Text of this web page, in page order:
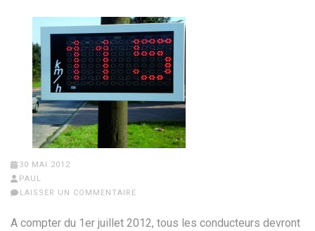
30 MAI 2012
PAUL
LAISSER UN COMMENTAIRE
A compter du 1er juillet 2012, tous les conducteurs devront